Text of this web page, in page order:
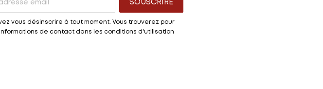
vous désinscrire à tout moment. Vous trouverez pour
de contact dans les conditions d'utilisation